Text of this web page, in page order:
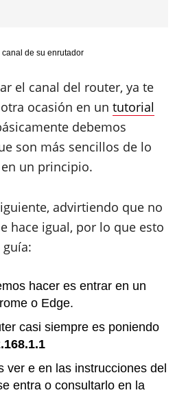
de su enrutador
el canal del router, ya te
ocasión en un tutorial
debemos
son más sencillos de lo
un principio.
advirtiendo que no
hace igual, por lo que esto
hacer es entrar en un
o Edge.
casi siempre es poniendo
ver e en las instrucciones del
entra o consultarlo en la